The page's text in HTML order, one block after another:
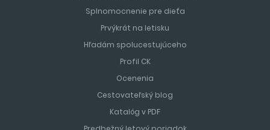
Splnomocnenie pre dieťa
Prvýkrát na letisku
Hľadám spolucestujúceho
Profil CK
Ocenenia
Cestovateľský blog
Katalóg v PDF